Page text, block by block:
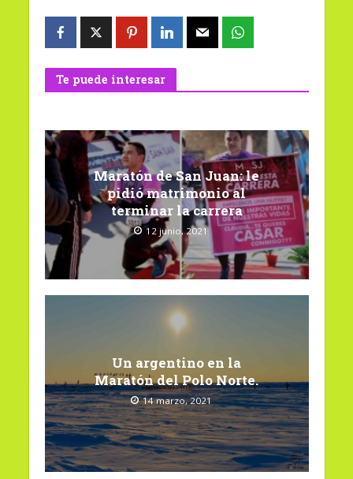
Te puede interesar
Maratón de San Juan: le
pidió matrimonio al
terminar la carrera
12 junio, 2021
Un argentino en la
Maratón del Polo Norte.
14 marzo, 2021